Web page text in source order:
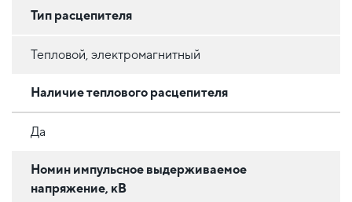
Тип расцепителя
Тепловой, электромагнитный
Наличие теплового расцепителя
Да
Номин импульсное выдерживаемое
напряжение, кВ